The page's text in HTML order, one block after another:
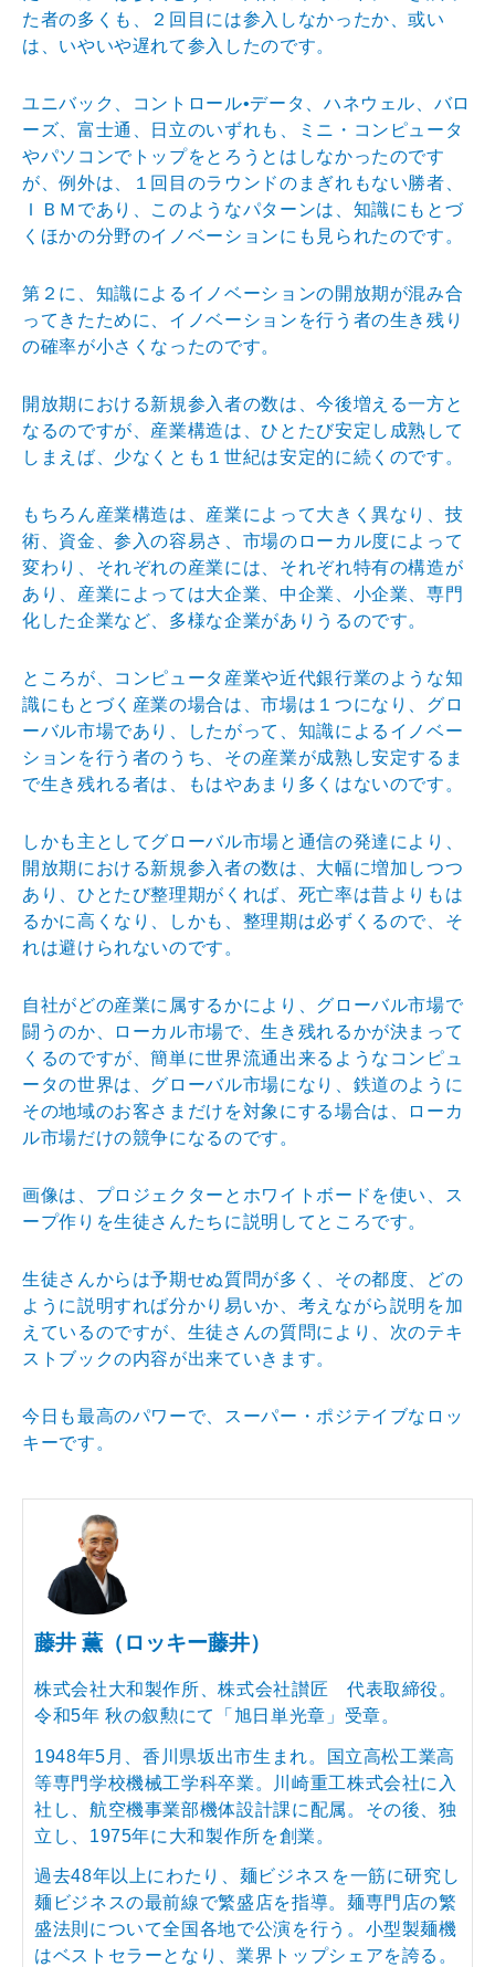
た者の多くも、２回目には参入しなかったか、或い
は、いやいや遅れて参入したのです。
ユニバック、コントロール•データ、ハネウェル、バロ
ーズ、富士通、日立のいずれも、ミニ・コンピュータ
やパソコンでトップをとろうとはしなかったのです
が、例外は、１回目のラウンドのまぎれもない勝者、
ＩＢＭであり、このようなパターンは、知識にもとづ
くほかの分野のイノベーションにも見られたのです。
第２に、知識によるイノベーションの開放期が混み合
ってきたために、イノベーションを行う者の生き残り
の確率が小さくなったのです。
開放期における新規参入者の数は、今後増える一方と
なるのですが、産業構造は、ひとたび安定し成熟して
しまえば、少なくとも１世紀は安定的に続くのです。
もちろん産業構造は、産業によって大きく異なり、技
術、資金、参入の容易さ、市場のローカル度によって
変わり、それぞれの産業には、それぞれ特有の構造が
あり、産業によっては大企業、中企業、小企業、専門
化した企業など、多様な企業がありうるのです。
ところが、コンピュータ産業や近代銀行業のような知
識にもとづく産業の場合は、市場は１つになり、グロ
ーバル市場であり、したがって、知識によるイノベー
ションを行う者のうち、その産業が成熟し安定するま
で生き残れる者は、もはやあまり多くはないのです。
しかも主としてグローバル市場と通信の発達により、
開放期における新規参入者の数は、大幅に増加しつつ
あり、ひとたび整理期がくれば、死亡率は昔よりもは
るかに高くなり、しかも、整理期は必ずくるので、そ
れは避けられないのです。
自社がどの産業に属するかにより、グローバル市場で
闘うのか、ローカル市場で、生き残れるかが決まって
くるのですが、簡単に世界流通出来るようなコンピュ
ータの世界は、グローバル市場になり、鉄道のように
その地域のお客さまだけを対象にする場合は、ローカ
ル市場だけの競争になるのです。
画像は、プロジェクターとホワイトボードを使い、ス
ープ作りを生徒さんたちに説明してところです。
生徒さんからは予期せぬ質問が多く、その都度、どの
ように説明すれば分かり易いか、考えながら説明を加
えているのですが、生徒さんの質問により、次のテキ
ストブックの内容が出来ていきます。
今日も最高のパワーで、スーパー・ポジテイブなロッ
キーです。
藤井 薫（ロッキー藤井）
株式会社大和製作所、株式会社讃匠 代表取締役。
令和5年 秋の叙勲にて「旭日単光章」受章。
1948年5月、香川県坂出市生まれ。国立高松工業高
等専門学校機械工学科卒業。川崎重工株式会社に入
社し、航空機事業部機体設計課に配属。その後、独
立し、1975年に大和製作所を創業。
過去48年以上にわたり、麺ビジネスを一筋に研究し
麺ビジネスの最前線で繁盛店を指導。麺専門店の繁
盛法則について全国各地で公演を行う。小型製麺機
はベストセラーとなり、業界トップシェアを誇る。